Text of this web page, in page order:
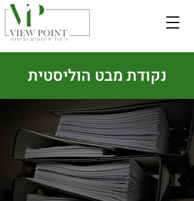
נקודת מבט הוליסטית